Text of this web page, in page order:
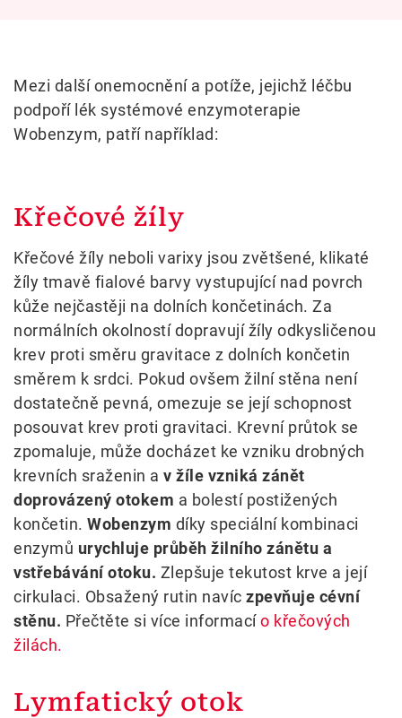
Mezi další onemocnění a potíže, jejichž léčbu
podpoří lék systémové enzymoterapie
Wobenzym, patří například:
Křečové žíly
Křečové žíly neboli varixy jsou zvětšené, klikaté
žíly tmavě fialové barvy vystupující nad povrch
kůže nejčastěji na dolních končetinách. Za
normálních okolností dopravují žíly odkysličenou
krev proti směru gravitace z dolních končetin
směrem k srdci. Pokud ovšem žilní stěna není
dostatečně pevná, omezuje se její schopnost
posouvat krev proti gravitaci. Krevní průtok se
zpomaluje, může docházet ke vzniku drobných
krevních sraženin a v žíle vzniká zánět
doprovázený otokem a bolestí postižených
končetin. Wobenzym díky speciální kombinaci
enzymů urychluje průběh žilního zánětu a
vstřebávání otoku. Zlepšuje tekutost krve a její
cirkulaci. Obsažený rutin navíc zpevňuje cévní
stěnu. Přečtěte si více informacío křečových
žilách.
Lymfatický otok